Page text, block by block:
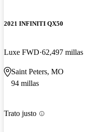
2021 INFINITI QX50
Luxe FWD 62,497 millas
Saint Peters, MO
94 millas
Trato justo